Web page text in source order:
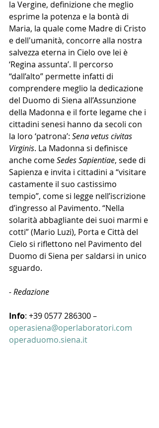
la Vergine, definizione che meglio
esprime la potenza e la bontà di
Maria, la quale come Madre di Cristo
e dell'umanità, concorre alla nostra
salvezza eterna in Cielo ove lei è
‘Regina assunta’. Il percorso
“dall’alto” permette infatti di
comprendere meglio la dedicazione
del Duomo di Siena all’Assunzione
della Madonna e il forte legame che i
cittadini senesi hanno da secoli con
la loro ‘patrona’: Sena vetus civitas
Virginis. La Madonna si definisce
anche come Sedes Sapientiae, sede di
Sapienza e invita i cittadini a “visitare
castamente il suo castissimo
tempio”, come si legge nell’iscrizione
d’ingresso al Pavimento. “Nella
solarità abbagliante dei suoi marmi e
cotti” (Mario Luzi), Porta e Città del
Cielo si riflettono nel Pavimento del
Duomo di Siena per saldarsi in unico
sguardo.
- Redazione
Info: +39 0577 286300 –
operasiena@operlaboratori.com
operaduomo.siena.it